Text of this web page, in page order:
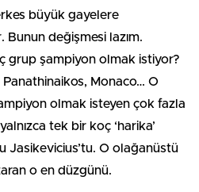
büyük gayelere
değişmesi lazım.
grup şampiyon olmak istiyor?
Monaco… O
olmak isteyen çok fazla
tek bir koç ‘harika’
Jasikevicius’tu. O olağanüstü
o en düzgünü.